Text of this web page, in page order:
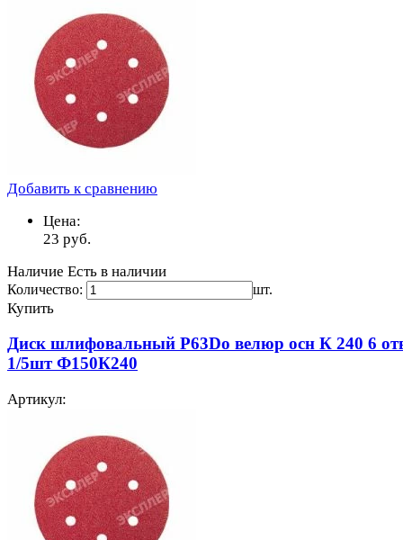
Добавить к сравнению
Цена:
23 руб.
Наличие Есть в наличии
Количество: шт.
Купить
Диск шлифовальный Р63Do велюр осн К 240 6
1/5шт Ф150К240
Артикул: